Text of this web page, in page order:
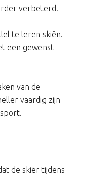
verbeterd.
te leren skiën.
een gewenst
van de
vaardig zijn
de skiër tijdens